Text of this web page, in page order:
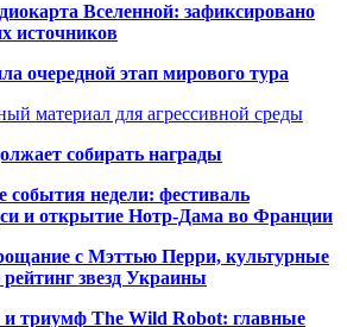
Вселенной: зафиксировано
источников
очередной этап мирового тура
материал для агрессивной среды
собирать награды
события недели: фестиваль
и открытие Нотр-Дама во Франции
с Мэттью Перри, культурные
звезд Украины
триумф The Wild Robot: главные